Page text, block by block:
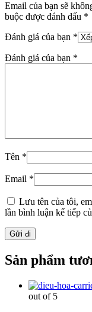
Email của bạn sẽ
buộc được đánh dấu *
Đánh giá của bạn *
Đánh giá của bạn *
Tên *
Email *
Lưu tên của tôi,
lần bình luận kế tiếp
Sản phẩm
out of 5